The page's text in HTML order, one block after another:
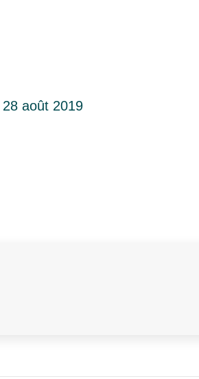
28 août 2019